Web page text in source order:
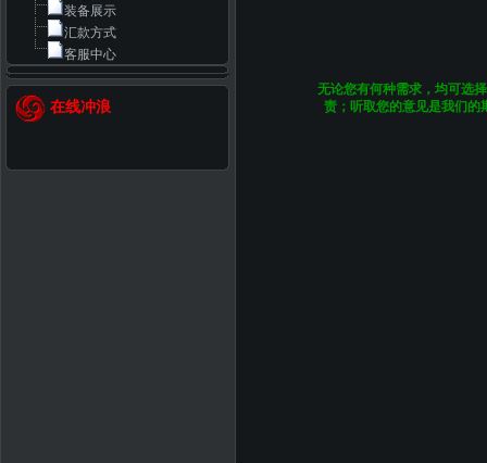
装备展示
汇款方式
客服中心
在线冲浪
无论您有何种需求，均可选
责；听取您的意见是我们的